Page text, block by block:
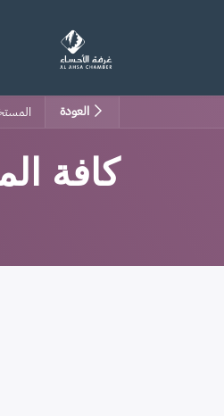
العودة
كافة